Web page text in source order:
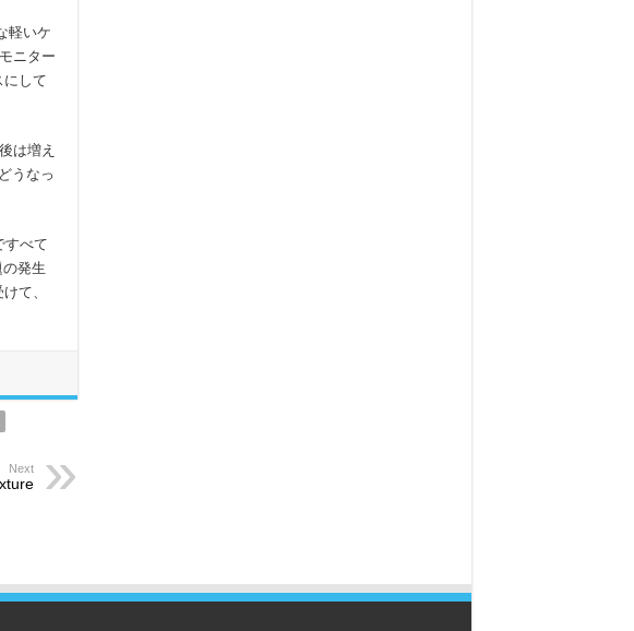
軽いケ
ニター
にして
は増え
うなっ
すべて
発生
て、
Next